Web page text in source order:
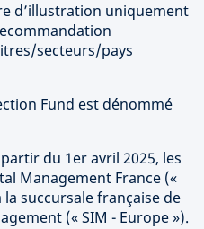
d’illustration uniquement
secteurs/pays
Fund est dénommé
du 1er avril 2025, les
Management France («
la succursale française de
(« SIM - Europe »).